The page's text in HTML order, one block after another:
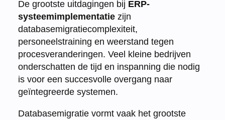
De grootste uitdagingen bij ERP-
systeemimplementatiezijn
databasemigratiecomplexiteit,
personeelstraining en weerstand tegen
procesveranderingen. Veel kleine bedrijven
onderschatten de tijd en inspanning die nodig
is voor een succesvolle overgang naar
geïntegreerde systemen.
Databasemigratie vormt vaak het grootste